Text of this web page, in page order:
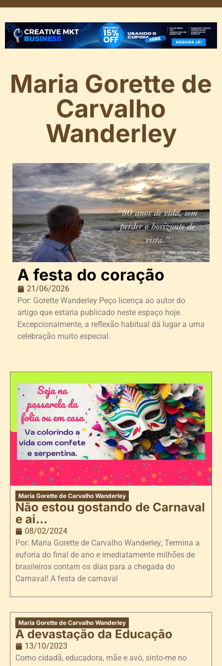
Maria Gorette de
Carvalho
Wanderley
A festa do coração
21/06/2026
Por: Gorette Wanderley Peço licença ao autor do
artigo que estaria publicado neste espaço hoje.
Excepcionalmente, a reflexão habitual dá lugar a uma
celebração muito especial.
Maria Gorette de Carvalho Wanderley
Não estou gostando de Carnaval
e ai…
08/02/2024
Por: Maria Gorette de Carvalho Wanderley; Termina a
euforia do final de ano e imediatamente milhões de
brasileiros contam os dias para a chegada do
Carnaval! A festa de carnaval
Maria Gorette de Carvalho Wanderley
A devastação da Educação
13/10/2023
Como cidadã, educadora, mãe e avó, sinto-me no